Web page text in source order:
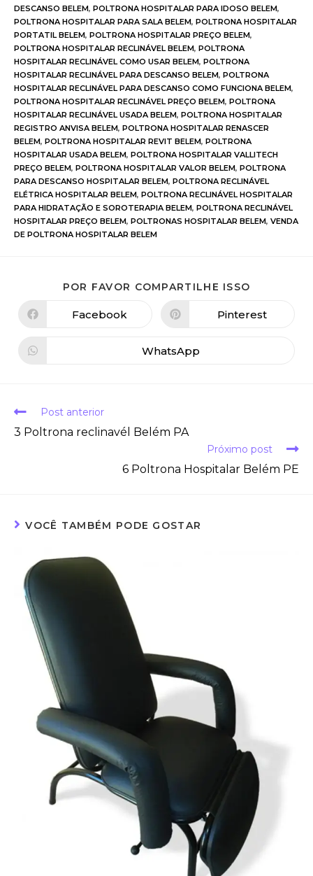
DESCANSO BELEM, POLTRONA HOSPITALAR PARA IDOSO BELEM,
POLTRONA HOSPITALAR PARA SALA BELEM, POLTRONA HOSPITALAR
PORTATIL BELEM, POLTRONA HOSPITALAR PREÇO BELEM,
POLTRONA HOSPITALAR RECLINÁVEL BELEM, POLTRONA
HOSPITALAR RECLINÁVEL COMO USAR BELEM, POLTRONA
HOSPITALAR RECLINÁVEL PARA DESCANSO BELEM, POLTRONA
HOSPITALAR RECLINÁVEL PARA DESCANSO COMO FUNCIONA BELEM,
POLTRONA HOSPITALAR RECLINÁVEL PREÇO BELEM, POLTRONA
HOSPITALAR RECLINÁVEL USADA BELEM, POLTRONA HOSPITALAR
REGISTRO ANVISA BELEM, POLTRONA HOSPITALAR RENASCER
BELEM, POLTRONA HOSPITALAR REVIT BELEM, POLTRONA
HOSPITALAR USADA BELEM, POLTRONA HOSPITALAR VALLITECH
PREÇO BELEM, POLTRONA HOSPITALAR VALOR BELEM, POLTRONA
PARA DESCANSO HOSPITALAR BELEM, POLTRONA RECLINÁVEL
ELÉTRICA HOSPITALAR BELEM, POLTRONA RECLINÁVEL HOSPITALAR
PARA HIDRATAÇÃO E SOROTERAPIA BELEM, POLTRONA RECLINÁVEL
HOSPITALAR PREÇO BELEM, POLTRONAS HOSPITALAR BELEM, VENDA
DE POLTRONA HOSPITALAR BELEM
POR FAVOR COMPARTILHE ISSO
Facebook Pinterest
WhatsApp
Post anterior
3 Poltrona reclinavél Belém PA
Próximo post
6 Poltrona Hospitalar Belém PE
VOCÊ TAMBÉM PODE GOSTAR